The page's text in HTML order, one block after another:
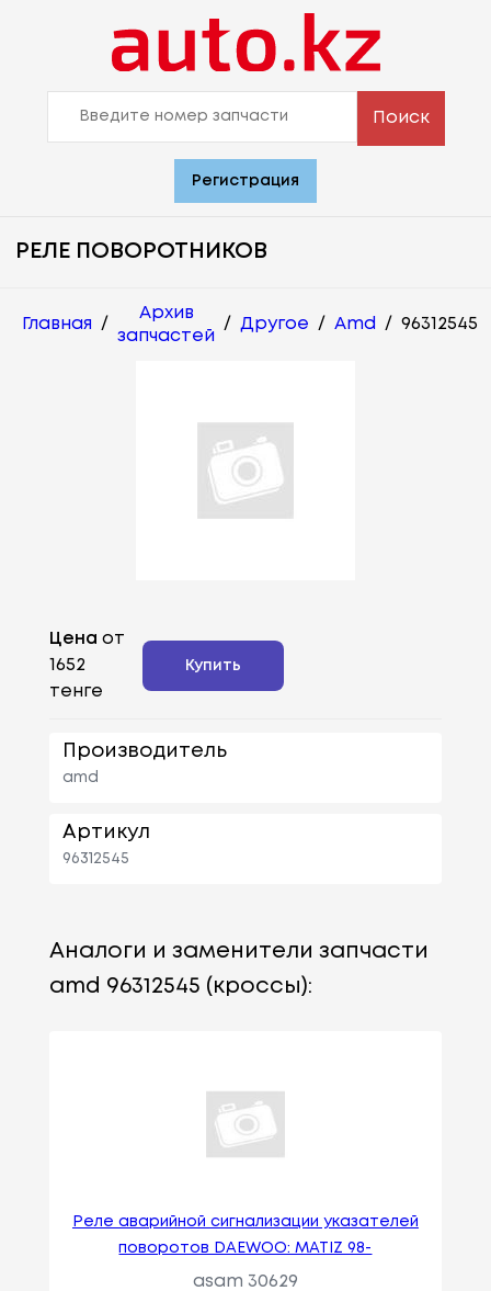
Поиск
Регистрация
РЕЛЕ ПОВОРОТНИКОВ
Главная /
Архив
запчастей
/ Другое / Amd / 96312545
Цена от
1652
тенге
Купить
Производитель
amd
Артикул
96312545
Аналоги и заменители запчасти
amd 96312545 (кроссы):
Реле аварийной сигнализации указателей
поворотов DAEWOO: MATIZ 98-
asam 30629